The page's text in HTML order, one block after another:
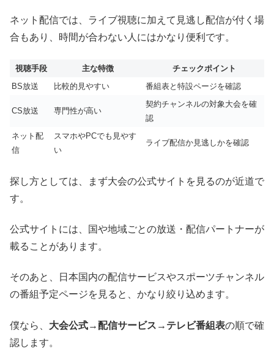
ネット配信では、ライブ視聴に加えて見逃し配信が付く場
合もあり、時間が合わない人にはかなり便利です。
視聴手段 主な特徴
チェックポイント
BS放送
比較的見やすい 番組表と特設ページを確認
CS放送 専門性が高い
契約チャンネルの対象大会を確
認
ネット配
信
スマホやPCでも見やす
い
ライブ配信か見逃しかを確認
探し方としては、まず大会の公式サイトを見るのが近道で
す。
公式サイトには、国や地域ごとの放送・配信パートナーが
載ることがあります。
そのあと、日本国内の配信サービスやスポーツチャンネル
の番組予定ページを見ると、かなり絞り込めます。
僕なら、 大会公式→配信サービス→テレビ番組表の順で確
認します。